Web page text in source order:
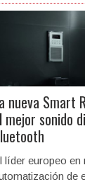
nueva Smart
mejor sonido
líder europeo en
de